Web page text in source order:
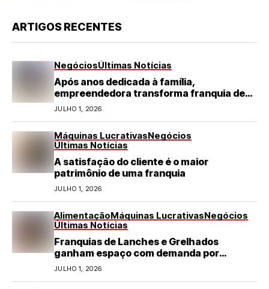
ARTIGOS RECENTES
NegóciosÚltimas Notícias
Após anos dedicada à família,
empreendedora transforma franquia de
turismo em negócio de destaque no RN
JULHO 1, 2026
Máquinas LucrativasNegócios
Últimas Notícias
A satisfação do cliente é o maior
patrimônio de uma franquia
JULHO 1, 2026
AlimentaçãoMáquinas LucrativasNegócios
Últimas Notícias
Franquias de Lanches e Grelhados
ganham espaço com demanda por
refeições rápidas e de qualidade
JULHO 1, 2026